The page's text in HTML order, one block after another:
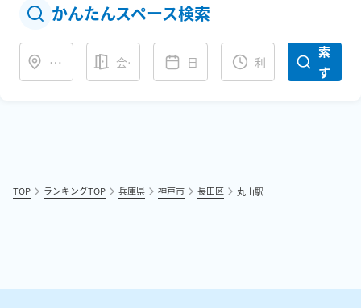
かんたんスペース検索
会場タイプ
索
す
TOP ランキングTOP 兵庫県 神戸市 長田区 丸山駅